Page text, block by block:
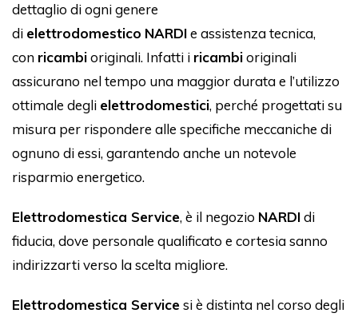
dettaglio di ogni genere
di elettrodomestico NARDIe assistenza tecnica,
con ricambioriginali. Infatti i ricambioriginali
assicurano nel tempo una maggior durata e l’utilizzo
ottimale degli elettrodomestici, perché progettati su
misura per rispondere alle specifiche meccaniche di
ognuno di essi, garantendo anche un notevole
risparmio energetico.
Elettrodomestica Service, è il negozio NARDIdi
fiducia, dove personale qualificato e cortesia sanno
indirizzarti verso la scelta migliore.
Elettrodomestica Servicesi è distinta nel corso degli